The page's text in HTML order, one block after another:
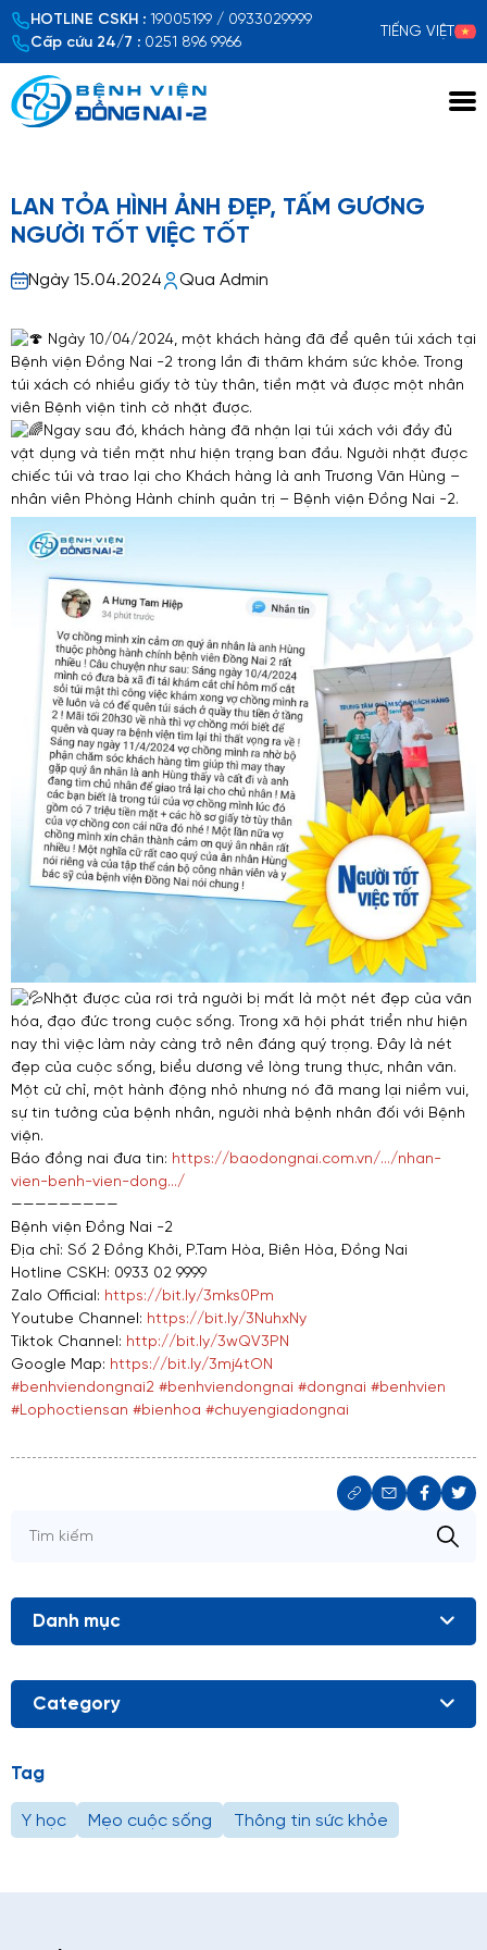
HOTLINE CSKH : 19005199 / 0933029999
Cấp cứu 24/7 : 0251 896 9966
TIẾNG VIỆT
LAN TỎA HÌNH ẢNH ĐẸP, TẤM GƯƠNG
NGƯỜI TỐT VIỆC TỐT
Ngày 15.04.2024 Qua Admin
Ngày 10/04/2024, một khách hàng đã để quên túi xách tại
Bệnh viện Đồng Nai -2 trong lần đi thăm khám sức khỏe. Trong
túi xách có nhiều giấy tờ tùy thân, tiền mặt và được một nhân
viên Bệnh viện tình cờ nhặt được.
Ngay sau đó, khách hàng đã nhận lại túi xách với đầy đủ
vật dụng và tiền mặt như hiện trạng ban đầu. Người nhặt được
chiếc túi và trao lại cho Khách hàng là anh Trương Văn Hùng –
nhân viên Phòng Hành chính quản trị – Bệnh viện Đồng Nai -2.
Nhặt được của rơi trả người bị mất là một nét đẹp của văn
hóa, đạo đức trong cuộc sống. Trong xã hội phát triển như hiện
nay thì việc làm này càng trở nên đáng quý trọng. Đây là nét
đẹp của cuộc sống, biểu dương về lòng trung thực, nhân văn.
Một cử chỉ, một hành động nhỏ nhưng nó đã mang lại niềm vui,
sự tin tưởng của bệnh nhân, người nhà bệnh nhân đối với Bệnh
viện.
Báo đồng nai đưa tin: https://baodongnai.com.vn/…/nhan-
vien-benh-vien-dong…/
—————————
Bệnh viện Đồng Nai -2
Địa chỉ: Số 2 Đồng Khởi, P.Tam Hòa, Biên Hòa, Đồng Nai
Hotline CSKH: 0933 02 9999
Zalo Official: https://bit.ly/3mks0Pm
Youtube Channel: https://bit.ly/3NuhxNy
Tiktok Channel: http://bit.ly/3wQV3PN
Google Map: https://bit.ly/3mj4tON
#benhviendongnai2 #benhviendongnai #dongnai #benhvien
#Lophoctiensan #bienhoa #chuyengiadongnai
Danh mục
Category
Tag
Y học Mẹo cuộc sống Thông tin sức khỏe